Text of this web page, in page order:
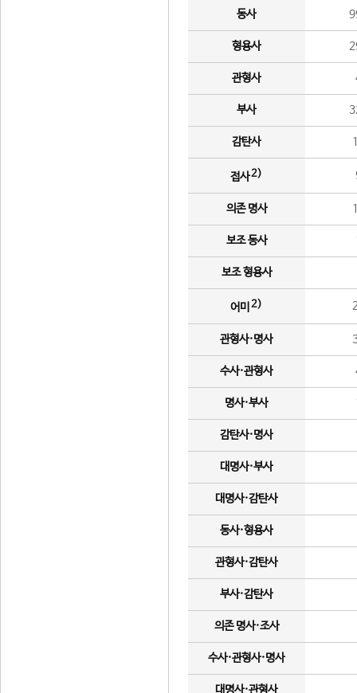
동사
형용사
관형사
부사
감탄사
접사2)
의존 명사
보조 동사
보조 형용사
어미 2)
관형사·명사
수사·관형사
명사·부사
감탄사·명사
대명사·부사
대명사·감탄사
동사·형용사
관형사·감탄사
부사·감탄사
의존 명사·조사
수사·관형사·명사
대명사·관형사